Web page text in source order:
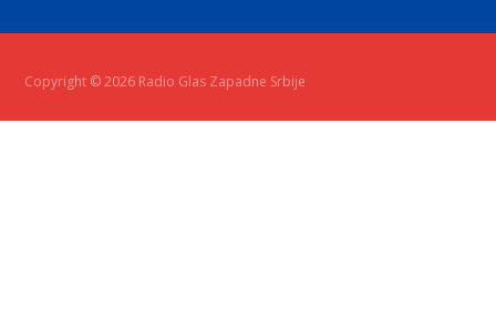
Copyright © 2026 Radio Glas Zapadne Srbije